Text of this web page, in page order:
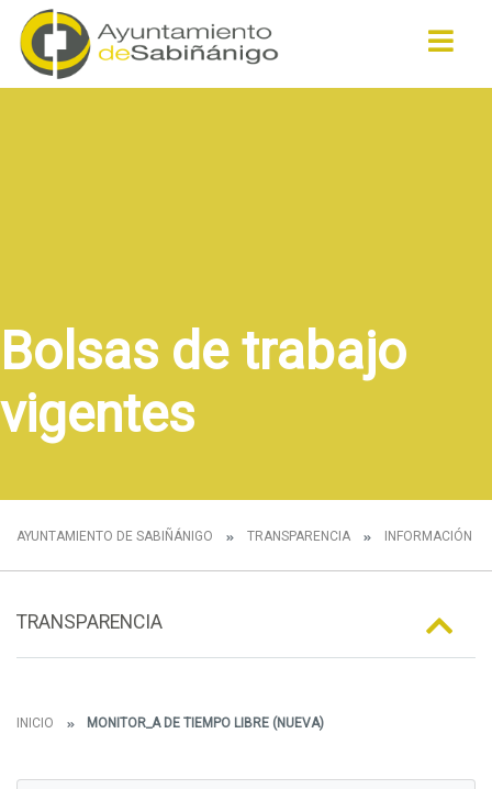
Bolsas de trabajo
vigentes
AYUNTAMIENTO DE SABIÑÁNIGO TRANSPARENCIA INFORMACIÓN
TRANSPARENCIA
INICIO MONITOR_A DE TIEMPO LIBRE (NUEVA)